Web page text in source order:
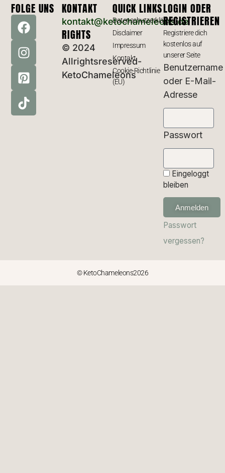
FOLGE UNS KONTAKT
kontakt@ketochameleons.de
RIGHTS
© 2024
Allrightsreserved-
KetoChameleons
QUICK LINKS
Datenschutzerklärung
Disclaimer
Impressum
Kontakt
Cookie-Richtlinie
(EU)
LOGIN ODER
REGISTRIEREN
Registriere dich
kostenlos auf
unserer Seite
Benutzername
oder E-Mail-
Adresse
Passwort
Eingeloggt
bleiben
Anmelden
Passwort
vergessen?
© KetoChameleons2026